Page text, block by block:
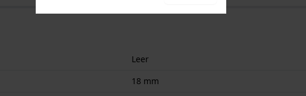
Leer
18 mm